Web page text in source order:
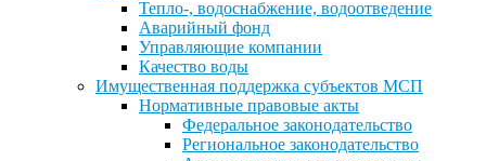
Тепло-, водоснабжение, водоотведение
Аварийный фонд
Управляющие компании
Качество воды
Имущественная поддержка субъектов МСП
Нормативные правовые акты
Федеральное законодательство
Региональное законодательство